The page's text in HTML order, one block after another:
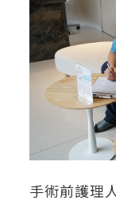
手術前護理